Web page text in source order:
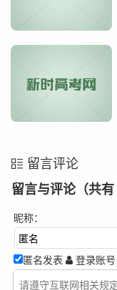
留言评论
留言与评论（共有
昵称：
匿名发表 登录账号